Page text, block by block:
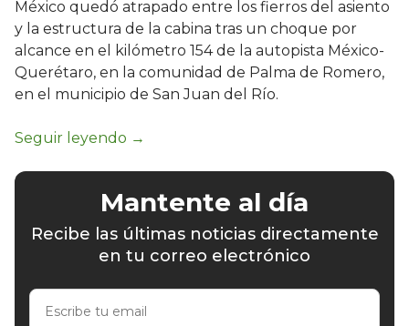
México quedó atrapado entre los fierros del asiento
y la estructura de la cabina tras un choque por
alcance en el kilómetro 154 de la autopista México-
Querétaro, en la comunidad de Palma de Romero,
en el municipio de San Juan del Río.
Mantente al día
Recibe las últimas noticias directamente
en tu correo electrónico
Escribe